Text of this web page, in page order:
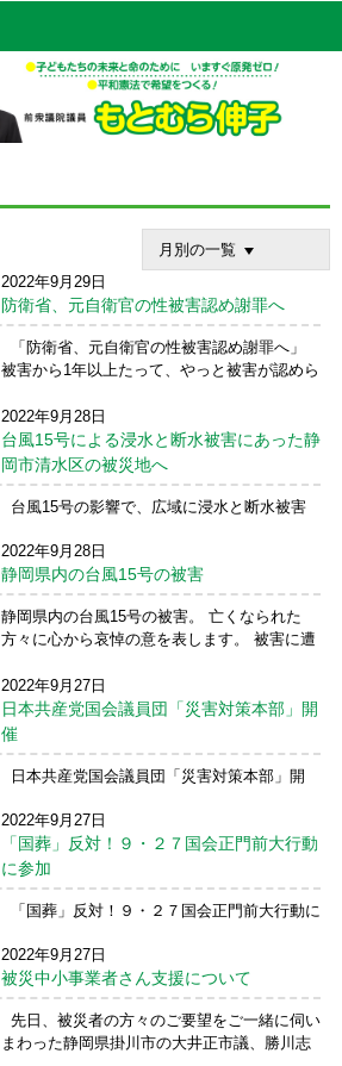
月別の一覧
2022年9月29日
防衛省、元自衛官の性被害認め謝罪へ
「防衛省、元自衛官の性被害認め謝罪へ」
被害から1年以上たって、やっと被害が認めら
し、二度と同じ性被害が起きないようにブレ
ずに意志を貫いた五ノ井里奈さんに心からの
敬意を申し上 ...続きを読む →
2022年9月28日
台風15号による浸水と断水被害にあった静
岡市清水区の被災地へ
台風15号の影響で、広域に浸水と断水被害
すけ静岡市議とともに入りました。 内田
市議は、ご自身も断水被害にあっています。
自宅には未だに水はきておらず、復旧は10月1
日ではな ...続きを読む →
2022年9月28日
静岡県内の台風15号の被害
静岡県内の台風15号の被害。 亡くなられた
方々に心から哀悼の意を表します。 被害に遭
す。 今日は静岡市にいきますが、床上浸水
が879世帯が把握されており、床下浸水はおそ
らくつか ...
2022年9月27日
日本共産党国会議員団「災害対策本部」開
催
日本共産党国会議員団「災害対策本部」開
どを議論。 私は、土砂災害で亡くなられた
方がおみえになり、浸水被害もあった掛川市
及び土砂災害、浸水被害のあった浜松市天竜
区の被災 ... 続きを読む →
2022年9月27日
「国葬」反対！９・２７国会正門前大行動
に参加
「国葬」反対！９・２７国会正門前大行動に
特別扱いはおかしい。 基本的人権や民主主義
を重んじるからこそ声をあげている。 疑惑
や癒着、虚偽答弁、公文書改ざん、庶民増
税、大企 ...続きを読む →
2022年9月27日
被災中小事業者さん支援について
先日、被災者の方々のご要望をご一緒に伺い
まわった静岡県掛川市の大井正市議、勝川志